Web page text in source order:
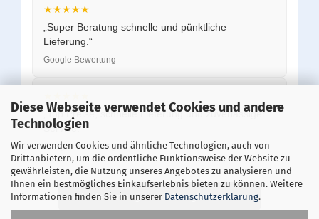
Diese Webseite verwendet Cookies und andere
Technologien
Wir verwenden Cookies und ähnliche Technologien, auch von
Drittanbietern, um die ordentliche Funktionsweise der Website zu
gewährleisten, die Nutzung unseres Angebotes zu analysieren und
Ihnen ein bestmögliches Einkaufserlebnis bieten zu können. Weitere
Informationen finden Sie in unserer Datenschutzerklärung.
★★★★★
„Super Beratung schnelle und pünktliche
Lieferung.“
Google Bewertung
„Top Preise, schnelle Lieferung und zuverlässiger
Service.“
Google Bewertung
Alle Bewertungen auf Google ansehen